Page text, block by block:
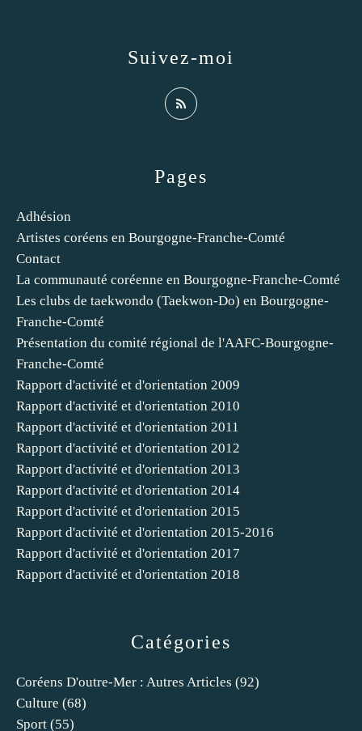
Catégories
Coréens D'outre-Mer : Autres Articles (92)
Culture (68)
Sport (55)
Pages
Adhésion
Artistes coréens en Bourgogne-Franche-Comté
Contact
La communauté coréenne en Bourgogne-Franche-Comté
Les clubs de taekwondo (Taekwon-Do) en Bourgogne-
Franche-Comté
Présentation du comité régional de l'AAFC-Bourgogne-
Franche-Comté
Rapport d'activité et d'orientation 2009
Rapport d'activité et d'orientation 2010
Rapport d'activité et d'orientation 2011
Rapport d'activité et d'orientation 2012
Rapport d'activité et d'orientation 2013
Rapport d'activité et d'orientation 2014
Rapport d'activité et d'orientation 2015
Rapport d'activité et d'orientation 2015-2016
Rapport d'activité et d'orientation 2017
Rapport d'activité et d'orientation 2018
Suivez-moi